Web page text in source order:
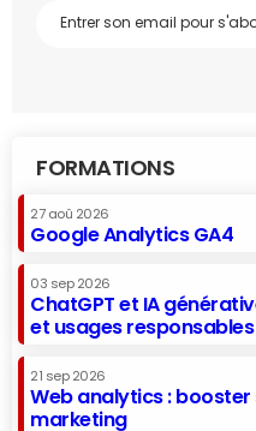
FORMATIONS
27 aoû 2026
Google Analytics GA4
03 sep 2026
ChatGPT et IA
et usages responsables
21 sep 2026
Web analytics :
marketing